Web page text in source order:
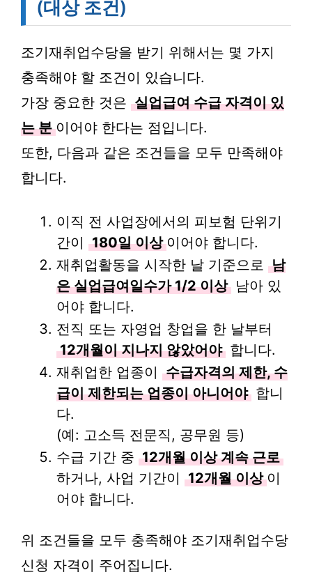
(대상 조건)
조기재취업수당을 받기 위해서는 몇 가지
충족해야 할 조건이 있습니다.
가장 중요한 것은 실업급여 수급 자격이 있
는 분 이어야 한다는 점입니다.
또한, 다음과 같은 조건들을 모두 만족해야
합니다.
이직 전 사업장에서의 피보험 단위기
간이 180일 이상 이어야 합니다.
재취업활동을 시작한 날 기준으로 남
은 실업급여일수가 1/2 이상 남아 있
어야 합니다.
전직 또는 자영업 창업을 한 날부터
12개월이 지나지 않았어야 합니다.
재취업한 업종이 수급자격의 제한, 수
급이 제한되는 업종이 아니어야 합니
다.
(예: 고소득 전문직, 공무원 등)
수급 기간 중 12개월 이상 계속 근로
하거나, 사업 기간이 12개월 이상 이
어야 합니다.
위 조건들을 모두 충족해야 조기재취업수당
신청 자격이 주어집니다.